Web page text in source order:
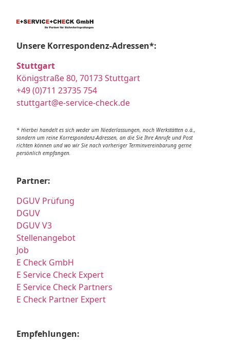
Unsere Korrespondenz-Adressen*:
Stuttgart
Königstraße 80, 70173 Stuttgart
+49 (0)711 23735 754
stuttgart@e-service-check.de
* Hierbei handelt es sich weder um Niederlassungen, noch Werkstätten o.ä.,
sondern um reine Korrespondenz-Adressen, an die Sie Ihre Anrufe und Post
richten können und wo wir Sie nach vorheriger Terminvereinbarung gerne
persönlich empfangen.
Partner:
DGUV Prüfung
DGUV
DGUV V3
Stellenangebot
Job
E Check GmbH
E Service Check Expert
E Service Check Partners
E Check Partner Expert
Empfehlungen: